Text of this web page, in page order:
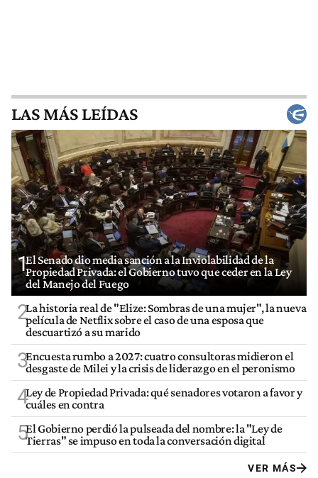
LAS MÁS LEÍDAS
1El Senado dio media sanción a la Inviolabilidad de la
Propiedad Privada: el Gobierno tuvo que ceder en la Ley
del Manejo del Fuego
2La historia real de "Elize: Sombras de una mujer", la nueva
película de Netflix sobre el caso de una esposa que
descuartizó a su marido
3Encuesta rumbo a 2027: cuatro consultoras midieron el
desgaste de Milei y la crisis de liderazgo en el peronismo
4Ley de Propiedad Privada: qué senadores votaron a favor y
cuáles en contra
5El Gobierno perdió la pulseada del nombre: la "Ley de
Tierras" se impuso en toda la conversación digital
VER MÁS